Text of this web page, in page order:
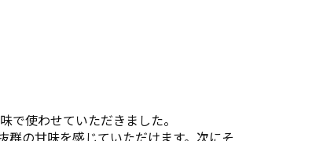
で使わせていただきました。